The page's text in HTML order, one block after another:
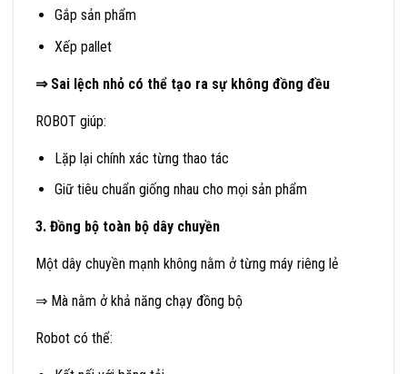
Gắp sản phẩm
Xếp pallet
⇒ Sai lệch nhỏ có thể tạo ra sự không đồng đều
ROBOT giúp:
Lặp lại chính xác từng thao tác
Giữ tiêu chuẩn giống nhau cho mọi sản phẩm
3. Đồng bộ toàn bộ dây chuyền
Một dây chuyền mạnh không nằm ở từng máy riêng lẻ
⇒ Mà nằm ở khả năng chạy đồng bộ
Robot có thể: